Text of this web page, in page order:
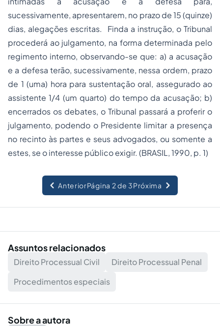
sucessivamente, apresentarem, no prazo de 15 (quinze)
dias, alegações escritas. Finda a instrução, o Tribunal
procederá ao julgamento, na forma determinada pelo
regimento interno, observando-se que: a) a acusação
e a defesa terão, sucessivamente, nessa ordem, prazo
de 1 (uma) hora para sustentação oral, assegurado ao
assistente 1/4 (um quarto) do tempo da acusação; b)
encerrados os debates, o Tribunal passará a proferir o
julgamento, podendo o Presidente limitar a presença
no recinto às partes e seus advogados, ou somente a
estes, se o interesse público exigir. (BRASIL, 1990, p. 1)
AnteriorPágina 2 de 3Próxima
Assuntos relacionados
Direito Processual Civil
Direito Processual Penal
Procedimentos especiais
Sobre a autora